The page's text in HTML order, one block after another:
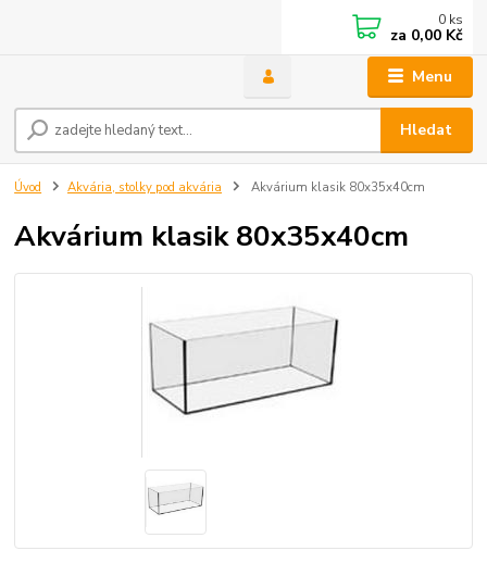
Menu
Hledat
0 ks
za 0,00 Kč
Úvod Akvária, stolky pod akvária Akvárium klasik 80x35x40cm
Akvárium klasik 80x35x40cm